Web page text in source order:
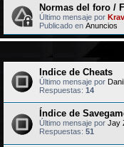
Normas del foro /
Último mensaje por
Publicado en Anuncios
Indice de Cheats
Último mensaje por
Respuestas: 14
Índice de
Último mensaje por Jay
Respuestas: 51